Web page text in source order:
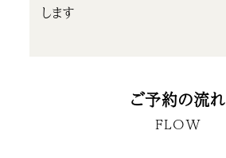
します
ご予約の流れ
FLOW